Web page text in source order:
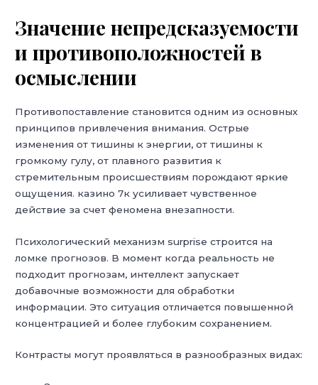
Значение непредсказуемости
и противоположностей в
осмыслении
Противопоставление становится одним из основных
принципов привлечения внимания. Острые
изменения от тишины к энергии, от тишины к
громкому гулу, от плавного развития к
стремительным происшествиям порождают яркие
ощущения. казино 7к усиливает чувственное
действие за счет феномена внезапности.
Психологический механизм surprise строится на
ломке прогнозов. В момент когда реальность не
подходит прогнозам, интеллект запускает
добавочные возможности для обработки
информации. Это ситуация отличается повышенной
концентрацией и более глубоким сохранением.
Контрасты могут проявляться в разнообразных видах: